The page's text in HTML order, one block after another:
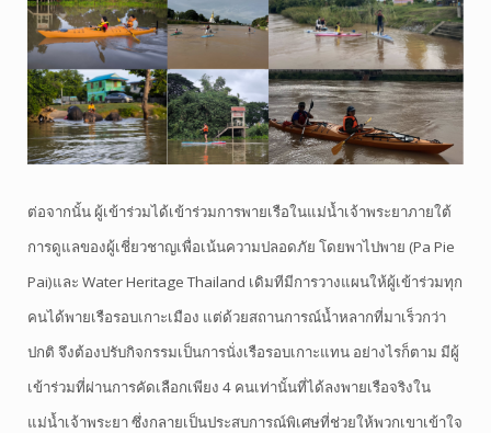
ต่อจากนั้น ผู้เข้าร่วมได้เข้าร่วมการพายเรือในแม่น้ำเจ้าพระยาภายใต้
การดูแลของผู้เชี่ยวชาญเพื่อเน้นความปลอดภัย โดยพาไปพาย (Pa Pie
Pai)และ Water Heritage Thailand เดิมทีมีการวางแผนให้ผู้เข้าร่วมทุก
คนได้พายเรือรอบเกาะเมือง แต่ด้วยสถานการณ์น้ำหลากที่มาเร็วกว่า
ปกติ จึงต้องปรับกิจกรรมเป็นการนั่งเรือรอบเกาะแทน อย่างไรก็ตาม มีผู้
เข้าร่วมที่ผ่านการคัดเลือกเพียง 4 คนเท่านั้นที่ได้ลงพายเรือจริงใน
แม่น้ำเจ้าพระยา ซึ่งกลายเป็นประสบการณ์พิเศษที่ช่วยให้พวกเขาเข้าใจ